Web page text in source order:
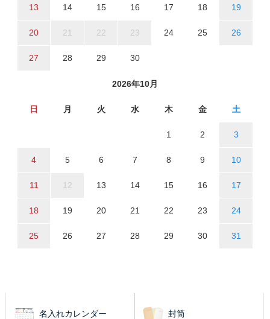
13 14 15 16 17 18 19
20 21 22 23 24 25 26
27 28 29 30
2026年10月
日 月 火 水 木 金 土
1 2 3
4 5 6 7 8 9 10
11 12 13 14 15 16 17
18 19 20 21 22 23 24
25 26 27 28 29 30 31
名入れカレンダー 封筒